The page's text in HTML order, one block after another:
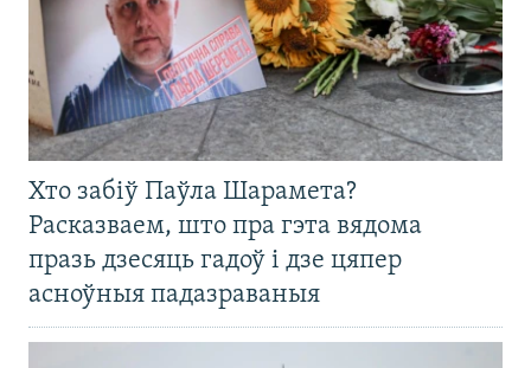
Хто забіў Паўла Шарамета?
Расказваем, што пра гэта вядома
празь дзесяць гадоў і дзе цяпер
асноўныя падазраваныя